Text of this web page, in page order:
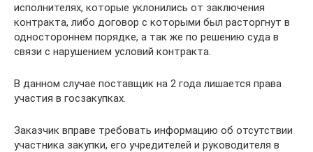
исполнителях, которые уклонились от заключения
контракта, либо договор с которыми был расторгнут в
одностороннем порядке, а так же по решению суда в
связи с нарушением условий контракта.
В данном случае поставщик на 2 года лишается права
участия в госзакупках.
Заказчик вправе требовать информацию об отсутствии
участника закупки, его учредителей и руководителя в